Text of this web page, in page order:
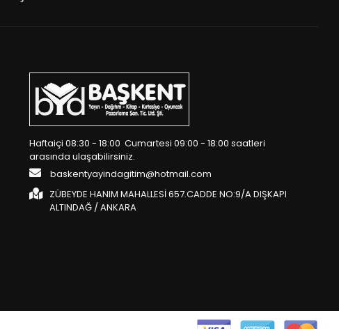
Haftaiçi 08:30 - 18:00 Cumartesi 09:00 - 18:00 saatleri
arasında ulaşabilirsiniz.
baskentyayindagitim@hotmail.com
ZÜBEYDE HANIM MAHALLESİ 657.CADDE NO:9/A DIŞKAPI
ALTINDAĞ / ANKARA